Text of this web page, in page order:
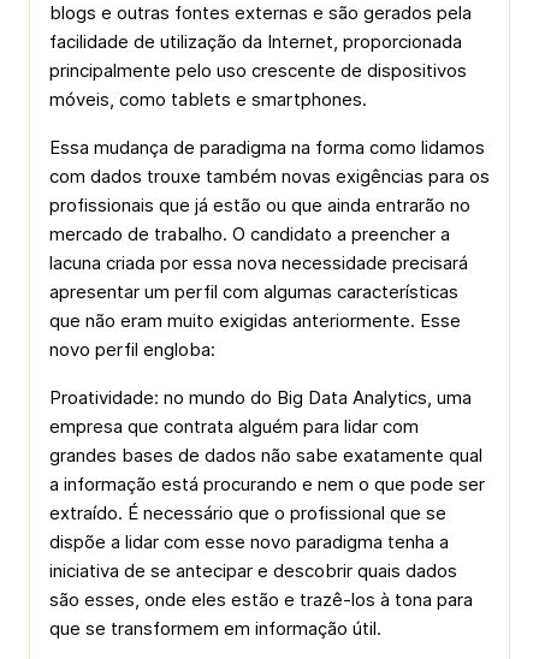
blogs e outras fontes externas e são gerados pela
facilidade de utilização da Internet, proporcionada
principalmente pelo uso crescente de dispositivos
móveis, como tablets e smartphones.
Essa mudança de paradigma na forma como lidamos
com dados trouxe também novas exigências para os
profissionais que já estão ou que ainda entrarão no
mercado de trabalho. O candidato a preencher a
lacuna criada por essa nova necessidade precisará
apresentar um perfil com algumas características
que não eram muito exigidas anteriormente. Esse
novo perfil engloba:
Proatividade: no mundo do Big Data Analytics, uma
empresa que contrata alguém para lidar com
grandes bases de dados não sabe exatamente qual
a informação está procurando e nem o que pode ser
extraído. É necessário que o profissional que se
dispõe a lidar com esse novo paradigma tenha a
iniciativa de se antecipar e descobrir quais dados
são esses, onde eles estão e trazê-los à tona para
que se transformem em informação útil.